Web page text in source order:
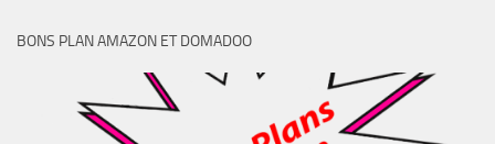
BONS PLAN AMAZON ET DOMADOO